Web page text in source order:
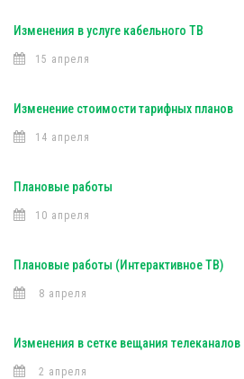
Изменения в услуге кабельного ТВ
15 апреля
Изменение стоимости тарифных планов
14 апреля
Плановые работы
10 апреля
Плановые работы (Интерактивное ТВ)
8 апреля
Изменения в сетке вещания телеканалов
2 апреля